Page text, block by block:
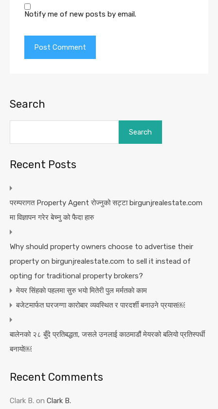
Notify me of new posts by email.
Search
Search
Recent Posts
परम्परागत Property Agent रोज्नुको सट्टा birgunjrealestate.com
मा विज्ञापन गरेर बेच्नु को फैदा हारु
Why should property owners choose to advertise their
property on birgunjrealestate.com to sell it instead of
opting for traditional property brokers?
मेयर सिंहकाे पहलमा सुरु भयाे मितेरी पुल मर्मतकाे काम
बजेटमार्फत घरजग्गा कारोबार व्यवस्थित र पारदर्शी बनाउने प्रयास￼
बालेनको २८ बुँदे प्रतिबद्धता, जसले उनलाई काठमाडौं मेयरको बलियो प्रतिस्पर्धी
बनायो￼
Recent Comments
Clark B. on Clark B.